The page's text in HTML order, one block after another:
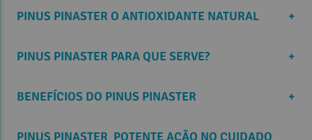
PINUS PINASTER O ANTIOXIDANTE NATURAL +
PINUS PINASTER PARA QUE SERVE? +
BENEFÍCIOS DO PINUS PINASTER +
PINUS PINASTER  POTENTE AÇÃO NO CUIDADO